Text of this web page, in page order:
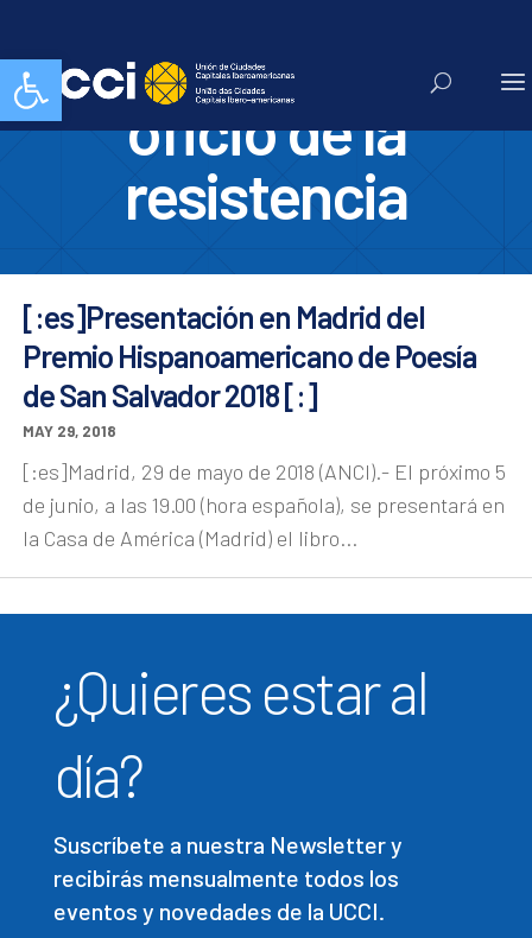
Abrir barra de herramientasel solitario
oficio de la
resistencia
[:es]Presentación en Madrid del
Premio Hispanoamericano de Poesía
de San Salvador 2018 [:]
MAY 29, 2018
[:es]Madrid, 29 de mayo de 2018 (ANCI).- El próximo 5
de junio, a las 19.00 (hora española), se presentará en
la Casa de América (Madrid) el libro...
¿Quieres estar al
día?
Suscríbete a nuestra Newsletter y
recibirás mensualmente todos los
eventos y novedades de la UCCI.